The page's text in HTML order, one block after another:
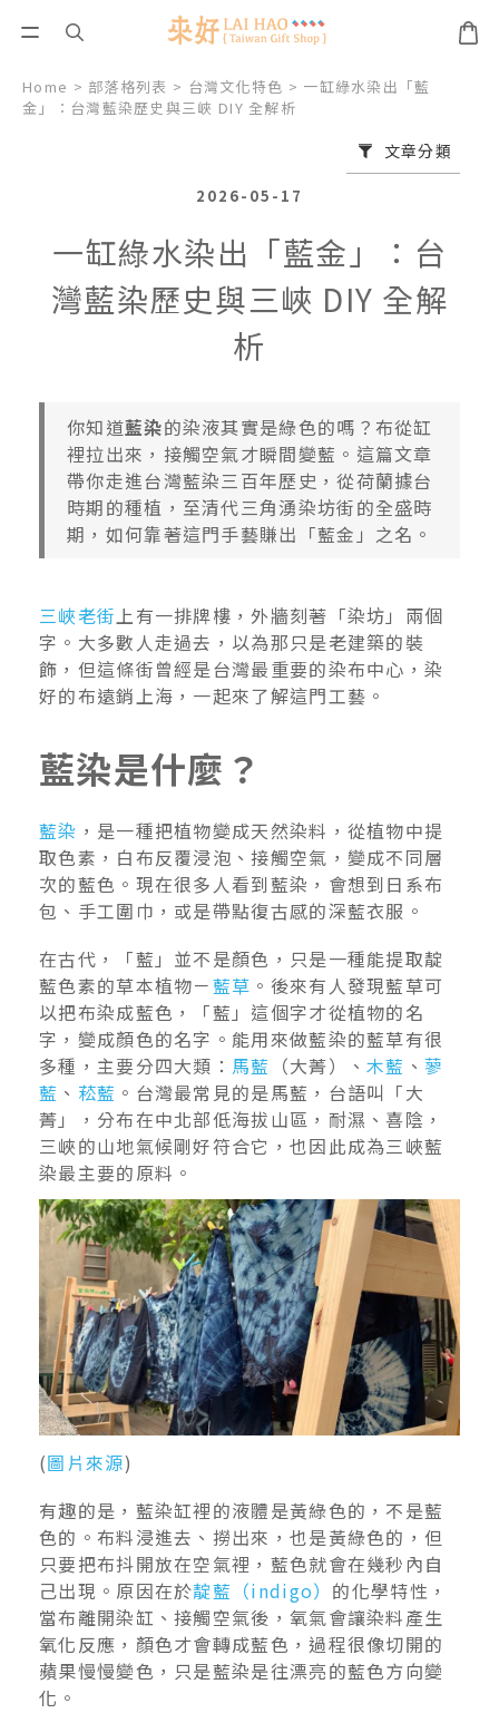
Home > 部落格列表 > 台灣文化特色 > 一缸綠水染出「藍
金」：台灣藍染歷史與三峽 DIY 全解析
文章分類
2026-05-17
一缸綠水染出「藍金」：台
灣藍染歷史與三峽 DIY 全解
析
你知道藍染的染液其實是綠色的嗎？布從缸
裡拉出來，接觸空氣才瞬間變藍。這篇文章
帶你走進台灣藍染三百年歷史，從荷蘭據台
時期的種植，至清代三角湧染坊街的全盛時
期，如何靠著這門手藝賺出「藍金」之名。
三峽老街上有一排牌樓，外牆刻著「染坊」兩個
字。大多數人走過去，以為那只是老建築的裝
飾，但這條街曾經是台灣最重要的染布中心，染
好的布遠銷上海，一起來了解這門工藝。
藍染是什麼？
藍染 ，是一種把植物變成天然染料，從植物中提
取色素，白布反覆浸泡、接觸空氣，變成不同層
次的藍色。現在很多人看到藍染，會想到日系布
包、手工圍巾，或是帶點復古感的深藍衣服。
在古代，「藍」並不是顏色，只是一種能提取靛
藍色素的草本植物－藍草 。後來有人發現藍草可
以把布染成藍色，「藍」這個字才從植物的名
字，變成顏色的名字。能用來做藍染的藍草有很
多種，主要分四大類： 馬藍 （大菁）、木藍 、蓼
藍 、 菘藍 。台灣最常見的是馬藍，台語叫「大
菁」，分布在中北部低海拔山區，耐濕、喜陰，
三峽的山地氣候剛好符合它，也因此成為三峽藍
染最主要的原料。
(圖片來源)
有趣的是，藍染缸裡的液體是黃綠色的，不是藍
色的。布料浸進去、撈出來，也是黃綠色的，但
只要把布抖開放在空氣裡，藍色就會在幾秒內自
己出現。原因在於靛藍（indigo） 的化學特性，
當布離開染缸、接觸空氣後，氧氣會讓染料產生
氧化反應，顏色才會轉成藍色，過程很像切開的
蘋果慢慢變色，只是藍染是往漂亮的藍色方向變
化。